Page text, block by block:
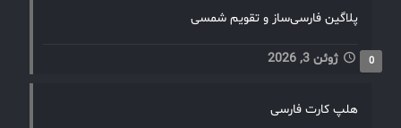
پلاگین فارسی‌ساز و تقویم شمسی
ژوئن 3, 2026 0
هلپ کارت فارسی